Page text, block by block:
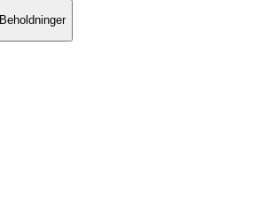
Beholdninger